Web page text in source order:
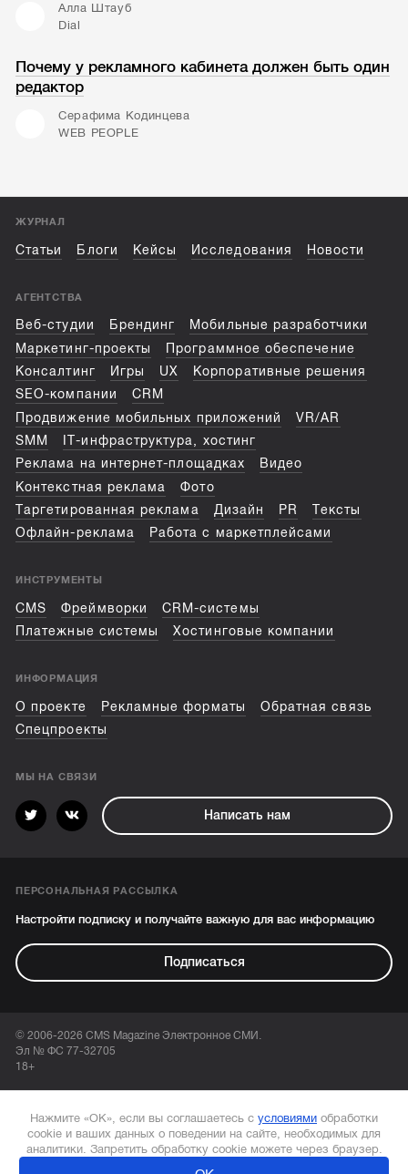
Алла Штауб
Dial
Почему у рекламного кабинета должен быть один
редактор
Серафима Кодинцева
WEB PEOPLE
ЖУРНАЛ
Статьи Блоги Кейсы Исследования Новости
АГЕНТСТВА
Веб-студии Брендинг
Мобильные разработчики
Маркетинг-проекты
Программное обеспечение
Консалтинг
Игры UX
Корпоративные решения
SEO-компании
CRM
Продвижение мобильных приложений
VR/AR
SMM
IT-инфраструктура, хостинг
Реклама на интернет-площадках
Видео
Контекстная реклама
Фото
Таргетированная реклама
Дизайн PR
Тексты
Офлайн-реклама
Работа с маркетплейсами
ИНСТРУМЕНТЫ
CMS Фреймворки
CRM-системы
Платежные системы
Хостинговые компании
ИНФОРМАЦИЯ
О проекте Рекламные форматы
Обратная связь
Спецпроекты
МЫ НА СВЯЗИ
Написать нам
ПЕРСОНАЛЬНАЯ РАССЫЛКА
Настройти подписку и получайте важную для вас информацию
Подписаться
© 2006-2026 CMS Magazine Электронное СМИ.
Эл № ФС 77-32705
18+
Нажмите «ОК», если вы соглашаетесь с условиями обработки
cookie и ваших данных о поведении на сайте, необходимых для
аналитики. Запретить обработку cookie можете через браузер.